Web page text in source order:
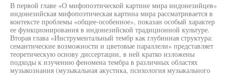
В первой главе «О мифопоэтической картине мира индонезийцев»
индонезийская мифопоэтическая картина мира рассматривается в
контексте проблемы «общее-особенное», показан особый характер
ее функционирования в индонезийской традиционной культуре.
Вторая глава «Инструментальный тембр как глубинная структура:
семантические возможности и цветовые параллели» представляет
теоретическую основу диссертации, в ней кратко изложены
подходы к изучению феномена тембра в различных областях
музыкознания (музыкальная акустика, психология музыкального